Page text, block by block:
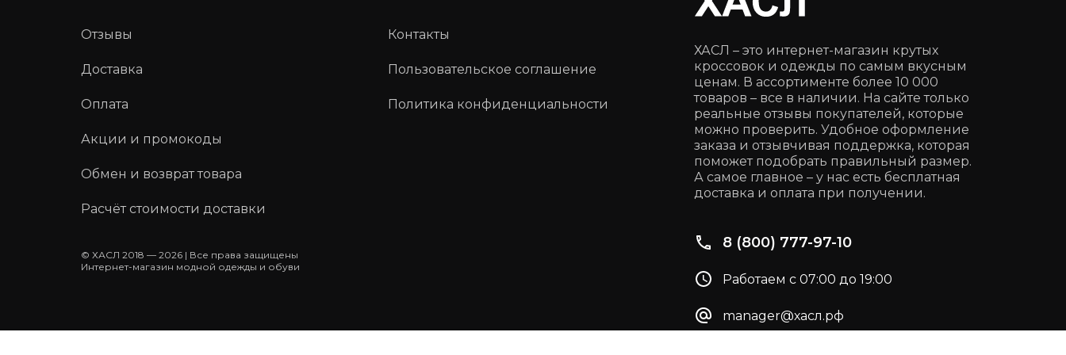
Отзывы
Доставка
Оплата
Акции и промокоды
Обмен и возврат товара
Расчёт стоимости доставки
© ХАСЛ 2018 — 2026 | Все права защищены
Интернет-магазин модной одежды и обуви
Контакты
Пользовательское соглашение
Политика конфиденциальности
ХАСЛ – это интернет-магазин крутых
кроссовок и одежды по самым вкусным
ценам. В ассортименте более 10 000
товаров – все в наличии. На сайте только
реальные отзывы покупателей, которые
можно проверить. Удобное оформление
заказа и отзывчивая поддержка, которая
поможет подобрать правильный размер.
А самое главное – у нас есть бесплатная
доставка и оплата при получении.
8 (800) 777-97-10
Работаем с 07:00 до 19:00
manager@хасл.рф